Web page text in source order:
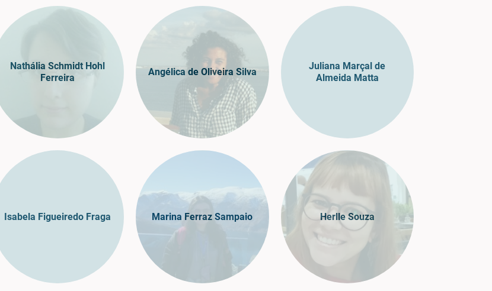
Nathália Schmidt Hohl
Ferreira
Angélica de Oliveira Silva
Juliana Marçal de
Almeida Matta
Isabela Figueiredo Fraga Marina Ferraz Sampaio Herlle Souza